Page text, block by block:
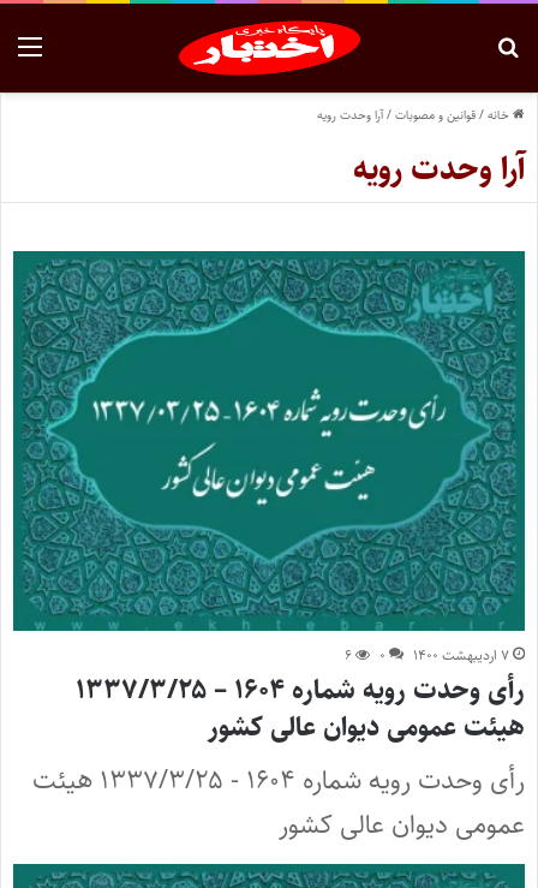
خانه/قوانین و مصوبات/آرا وحدت رویه
آرا وحدت رویه
۷ اردیبهشت ۱۴۰۰ ۰ ۶
رأی وحدت رویه شماره ۱۶۰۴ – ۱۳۳۷/۳/۲۵
هیئت عمومی دیوان عالی کشور
رأی وحدت رویه شماره ۱۶۰۴ - ۱۳۳۷/۳/۲۵ هیئت
عمومی دیوان عالی کشور